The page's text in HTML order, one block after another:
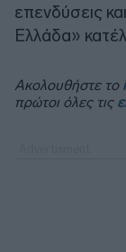
επενδύσεις
Ελλάδα»
Ακολουθήστε το
πρώτοι όλες τις